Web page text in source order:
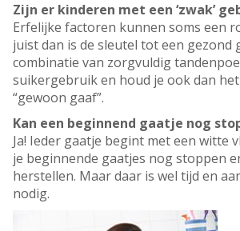
Zijn er kinderen met een ‘zwak’
Erfelijke factoren kunnen soms een
juist dan is de sleutel tot een gezond
combinatie van zorgvuldig
suikergebruik en houd je ook dan
“gewoon gaaf”.
Kan een beginnend gaatje nog
Ja! Ieder gaatje begint met een witte
je beginnende gaatjes nog stoppen
herstellen. Maar daar is wel tijd en
nodig.